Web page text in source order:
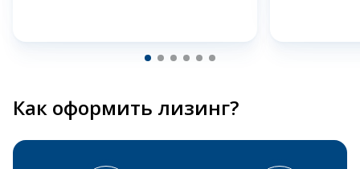
Как оформить лизинг?